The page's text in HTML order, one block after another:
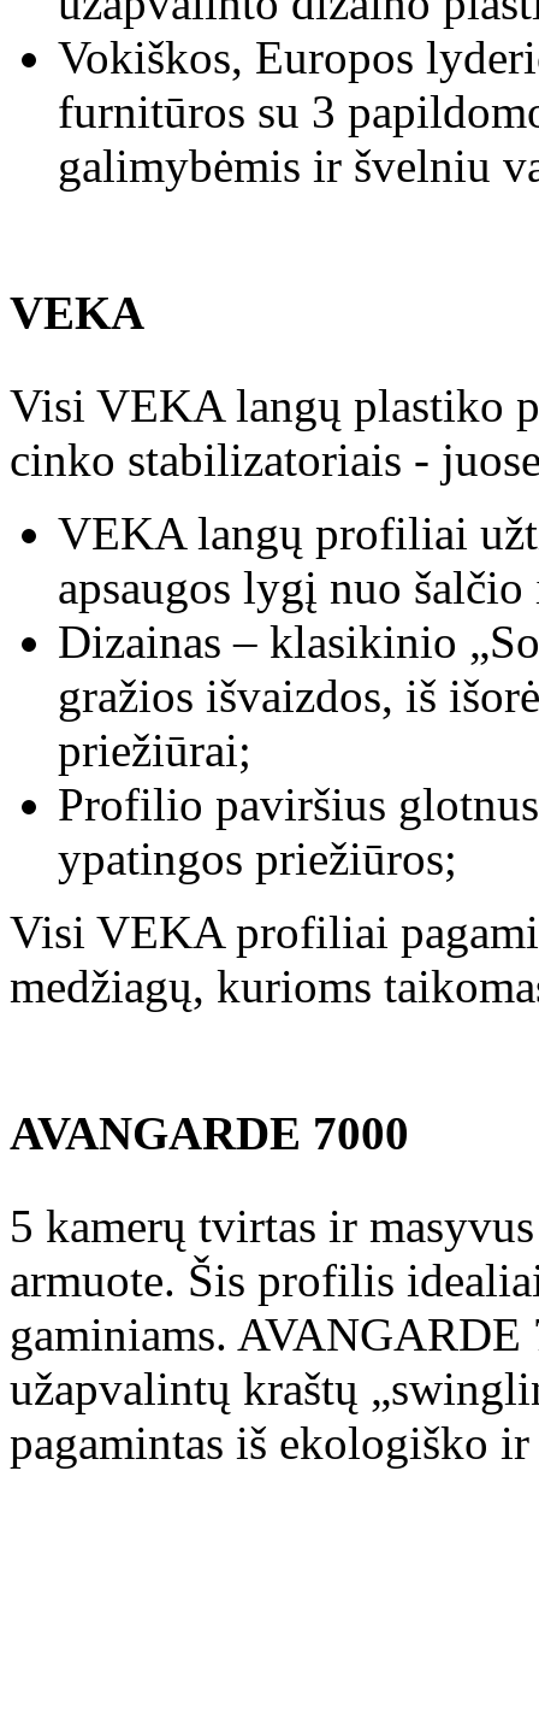
Vokiškos, Europos
furnitūros su 3
galimybėmis ir švelniu
VEKA
Visi VEKA langų plastiko
cinko stabilizatoriais -
VEKA langų profiliai
apsaugos lygį nuo šalčio
Dizainas – klasikinio
gražios išvaizdos, iš
priežiūrai;
Profilio paviršius
ypatingos priežiūros;
Visi VEKA profiliai
medžiagų, kurioms
AVANGARDE 7000
5 kamerų tvirtas ir
armuote. Šis profilis
gaminiams.
užapvalintų kraštų
pagamintas iš ekologiško